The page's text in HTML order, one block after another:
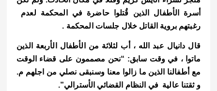
أسرة الأطفال الذين قُتلوا حاضرة في المحكمة لعدم
رغبتهم بروية القاتل خلال جلسات المحكمة .
قال دانيال عبد الله ، أب لثلاثة من الأطفال الأربعة الذين
ماتوا ، في وقت سابق: “نحن مصممون على قضاء الوقت
مع أطفالنا الذين ما زالوا معنا وسنبقى نصلي من اجلهم م.
و ثقتنا عالية في النظام القضائي الأسترالي”.